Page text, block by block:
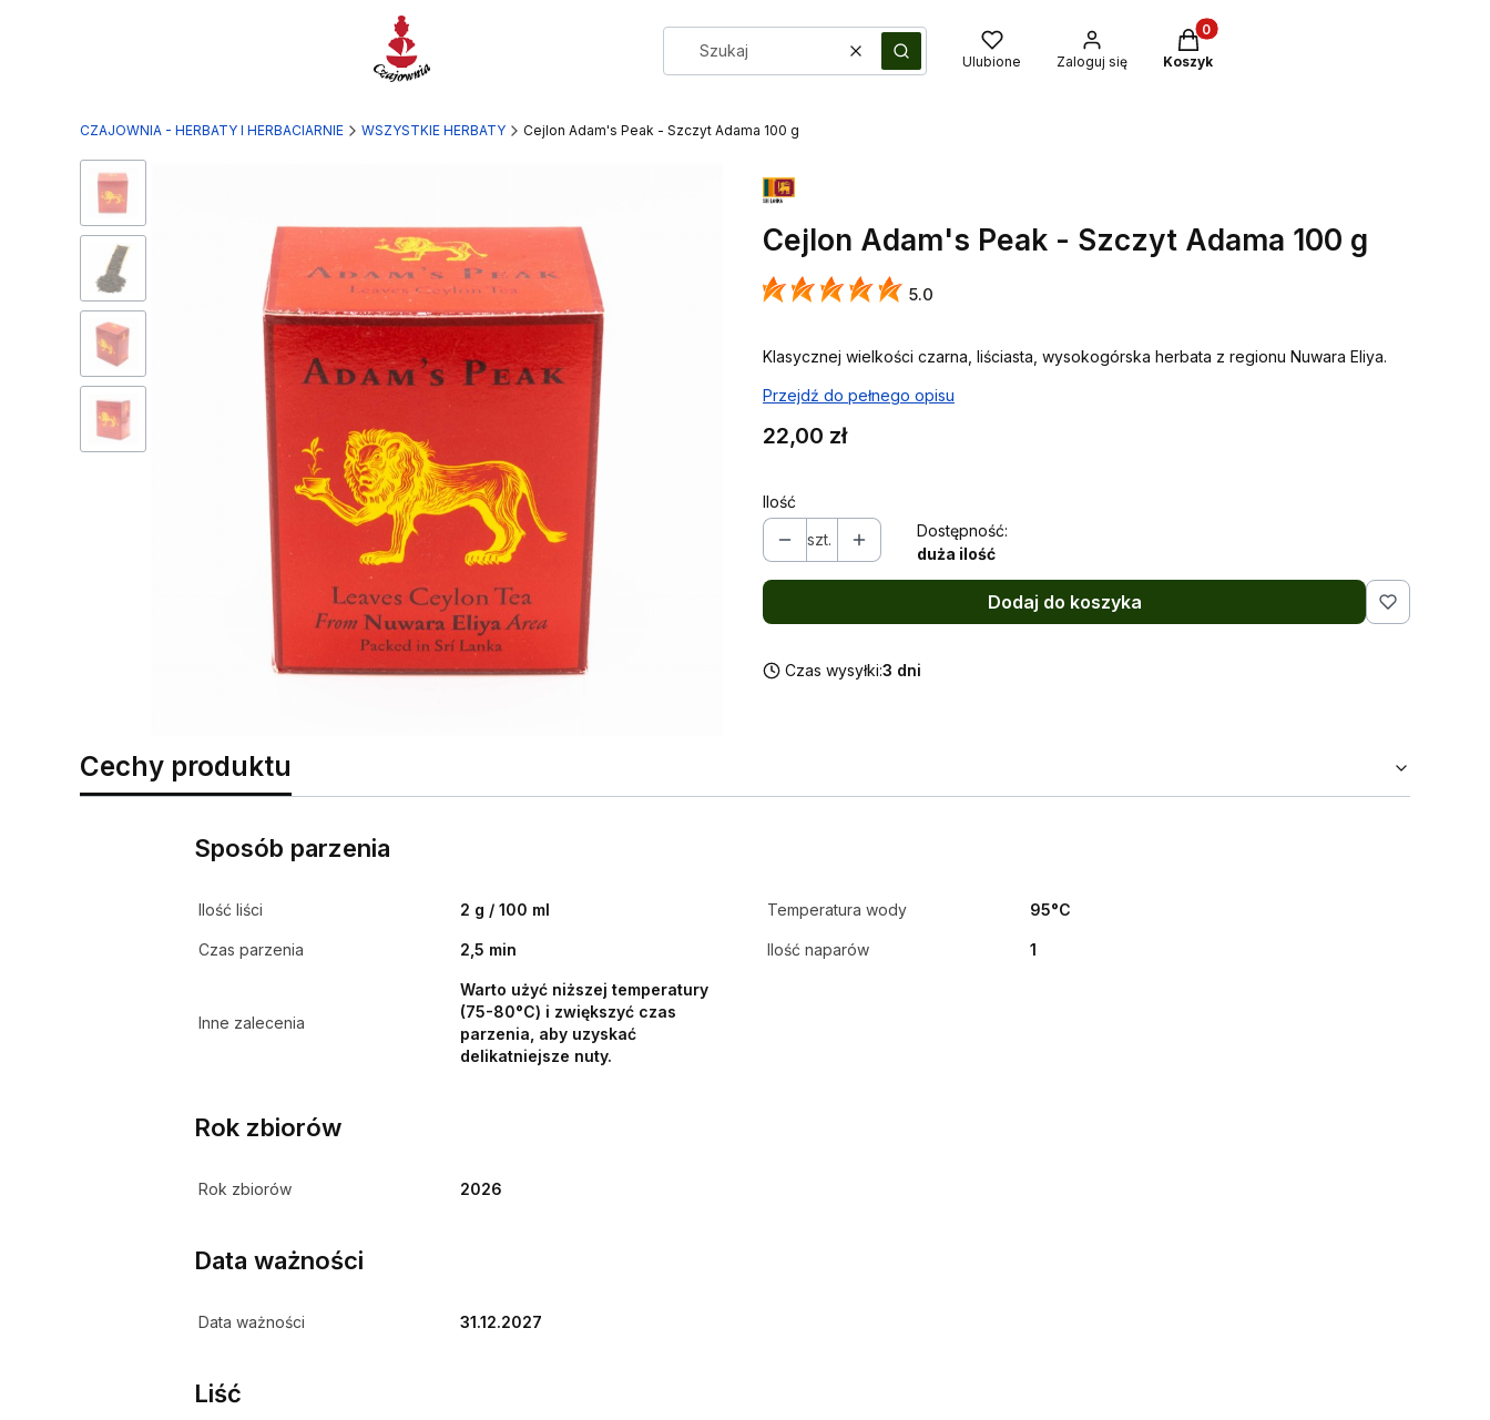
WyczyśćSzukaj Ulubione Zaloguj się
Produkty w koszyku: 0. Zobacz
Koszyk
CZAJOWNIA - HERBATY I HERBACIARNIE WSZYSTKIE HERBATY Cejlon Adam's Peak - Szczyt Adama 100 g
Cejlon Adam's Peak - Szczyt Adama 100 g
5.0
Klasycznej wielkości czarna, liściasta, wysokogórska herbata z regionu Nuwara Eliya.
Przejdź do pełnego opisu
Cena
22,00 zł
Ilość
szt.
Dostępność:
duża ilość
Dodaj do koszyka
Czas wysyłki:3 dni
Cechy produktu
Sposób parzenia
Ilość liści 2 g / 100 ml Temperatura wody 95°C
Czas parzenia 2,5 min Ilość naparów 1
Inne zalecenia
Warto użyć niższej temperatury
(75-80°C) i zwiększyć czas
parzenia, aby uzyskać
delikatniejsze nuty.
Rok zbiorów
Rok zbiorów 2026
Data ważności
Data ważności 31.12.2027
Liść